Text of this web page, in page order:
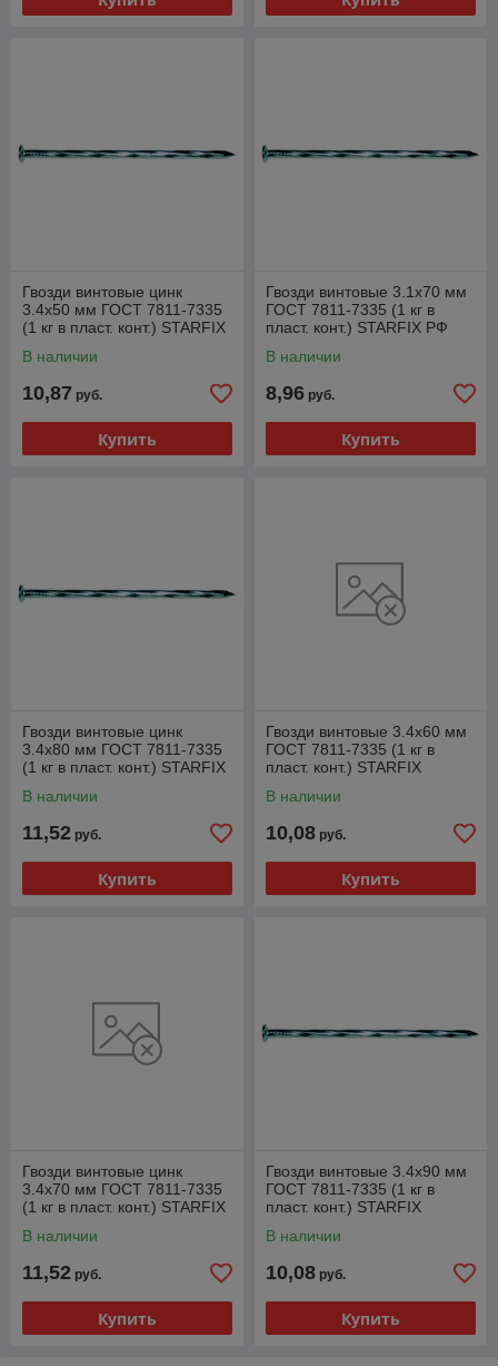
Гвозди винтовые цинк
3.4х50 мм ГОСТ 7811-7335
(1 кг в пласт. конт.) STARFIX
В наличии
10,87 руб.
Купить
Гвозди винтовые 3.1х70 мм
ГОСТ 7811-7335 (1 кг в
пласт. конт.) STARFIX РФ
В наличии
8,96 руб.
Купить
Гвозди винтовые цинк
3.4х80 мм ГОСТ 7811-7335
(1 кг в пласт. конт.) STARFIX
В наличии
11,52 руб.
Купить
Гвозди винтовые 3.4х60 мм
ГОСТ 7811-7335 (1 кг в
пласт. конт.) STARFIX
В наличии
10,08 руб.
Купить
Гвозди винтовые цинк
3.4х70 мм ГОСТ 7811-7335
(1 кг в пласт. конт.) STARFIX
В наличии
11,52 руб.
Купить
Гвозди винтовые 3.4х90 мм
ГОСТ 7811-7335 (1 кг в
пласт. конт.) STARFIX
В наличии
10,08 руб.
Купить